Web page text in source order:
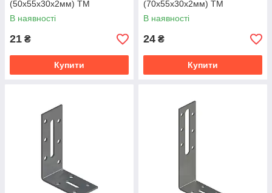
(50x55x30x2мм) ТМ
"KOLCHUGA" (Кольчуга)
(40312089)
В наявності
21 ₴
Купити
(70x55x30x2мм) ТМ
"KOLCHUGA" (Кольчуга)
(40312090)
В наявності
24 ₴
Купити